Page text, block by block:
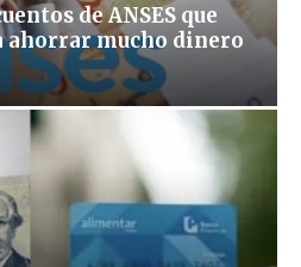
de ANSES que
ahorrar mucho dinero